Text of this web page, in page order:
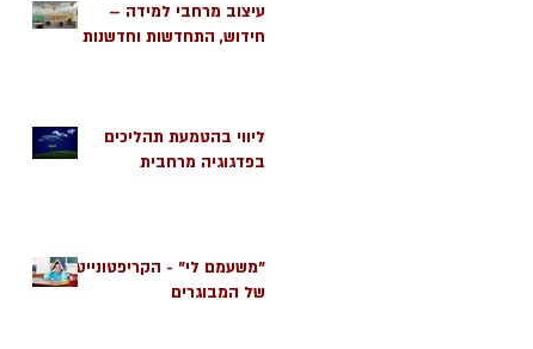
עיצוב מרחבי למידה –
חידוש, התחדשות וחדשנות
ליווי בהטמעת תהליכים
בפדגוגיה מרחבית
"משעמם לי" - הקריפטונייט
של המבוגרים